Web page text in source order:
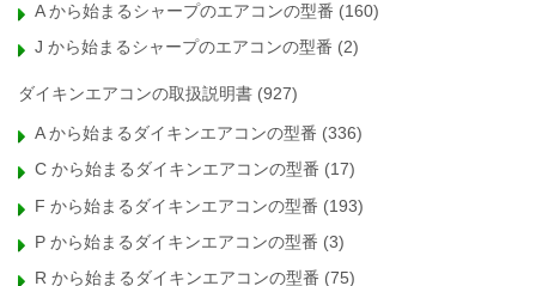
A から始まるシャープのエアコンの型番 (160)
J から始まるシャープのエアコンの型番 (2)
ダイキンエアコンの取扱説明書 (927)
A から始まるダイキンエアコンの型番 (336)
C から始まるダイキンエアコンの型番 (17)
F から始まるダイキンエアコンの型番 (193)
P から始まるダイキンエアコンの型番 (3)
R から始まるダイキンエアコンの型番 (75)